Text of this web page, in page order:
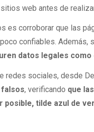
web antes de
es corroborar que las
confiables. Además,
datos legales
redes sociales, desde
falsos, verificando que
posible, tilde azul de